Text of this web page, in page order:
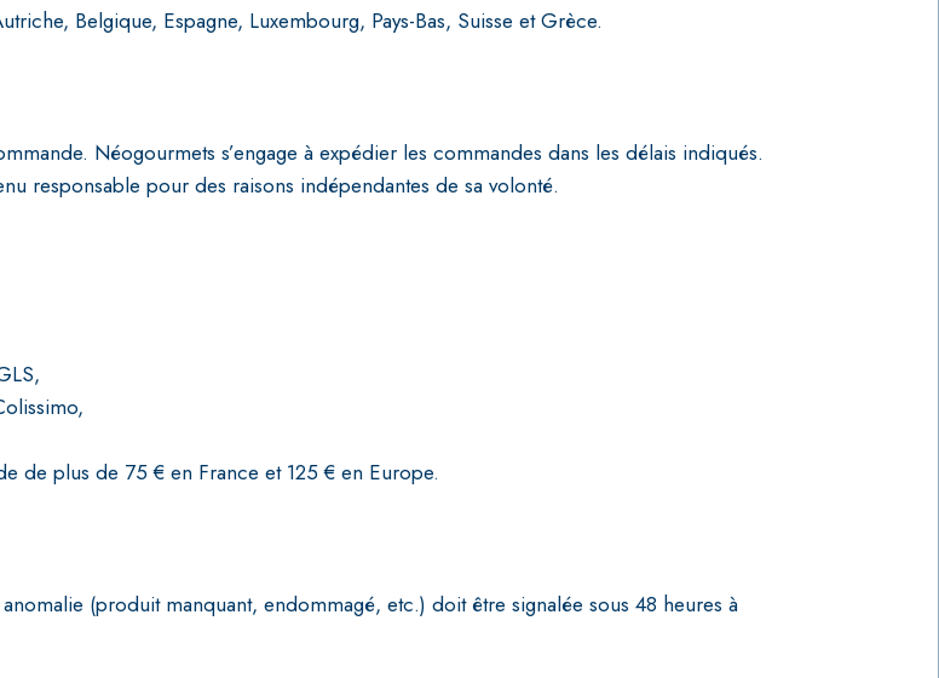
Belgique, Espagne, Luxembourg, Pays-Bas, Suisse et Grèce.
Néogourmets s’engage à expédier les commandes dans les délais indiqués.
responsable pour des raisons indépendantes de sa volonté.
de plus de 75 € en France et 125 € en Europe.
(produit manquant, endommagé, etc.) doit être signalée sous 48 heures à